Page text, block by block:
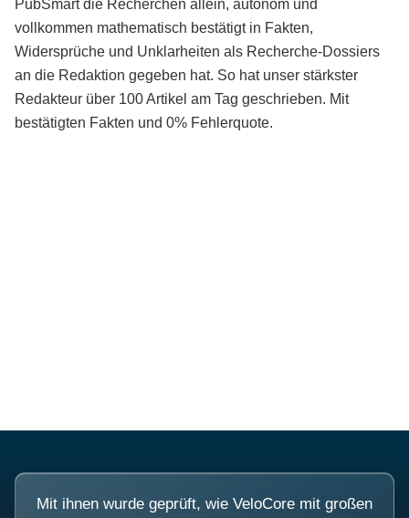
vollkommen mathematisch bestätigt in Fakten,
Widersprüche und Unklarheiten als Recherche-Dossiers
an die Redaktion gegeben hat. So hat unser stärkster
Redakteur über 100 Artikel am Tag geschrieben. Mit
bestätigten Fakten und 0% Fehlerquote.
Mit ihnen wurde geprüft, wie VeloCore mit großen